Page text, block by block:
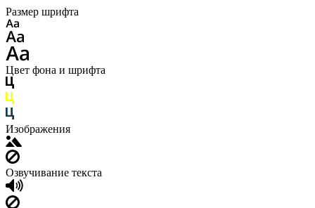
Размер шрифта
Цвет фона и шрифта
Изображения
Озвучивание текста